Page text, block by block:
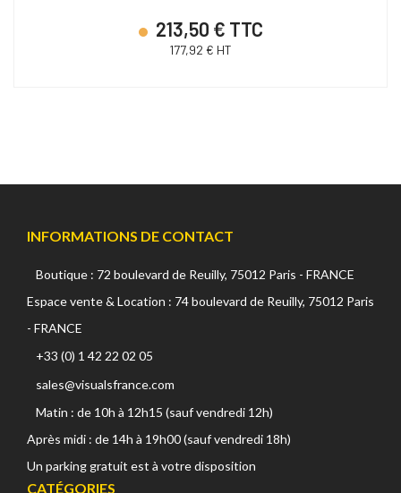
213,50 € TTC
177,92 € HT
INFORMATIONS DE CONTACT
Boutique : 72 boulevard de Reuilly, 75012 Paris - FRANCE
Espace vente & Location : 74 boulevard de Reuilly, 75012 Paris
- FRANCE
+33 (0) 1 42 22 02 05
sales@visualsfrance.com
Matin : de 10h à 12h15 (sauf vendredi 12h)
Après midi : de 14h à 19h00 (sauf vendredi 18h)
Un parking gratuit est à votre disposition
CATÉGORIES